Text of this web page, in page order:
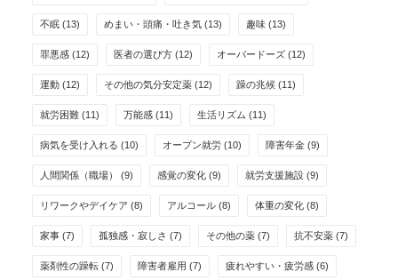
不眠 (13) めまい・頭痛・吐き気 (13) 趣味 (13)
罪悪感 (12) 医者の選び方 (12) オーバードーズ (12)
運動 (12) その他の気分安定薬 (12) 躁の兆候 (11)
就労困難 (11) 万能感 (11) 生活リズム (11)
病気を受け入れる (10) オープン就労 (10) 障害年金 (9)
人間関係（職場） (9) 感覚の変化 (9) 就労支援施設 (9)
リワークやデイケア (8) アルコール (8) 体重の変化 (8)
家事 (7) 孤独感・寂しさ (7) その他の薬 (7) 抗不安薬 (7)
薬剤性の躁転 (7) 障害者雇用 (7) 疲れやすい・疲労感 (6)